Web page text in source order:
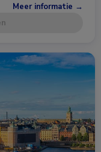
Meer informatie →